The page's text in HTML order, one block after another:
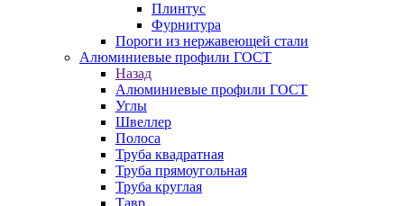
Плинтус
Фурнитура
Пороги из нержавеющей стали
Алюминиевые профили ГОСТ
Назад
Алюминиевые профили ГОСТ
Углы
Швеллер
Полоса
Труба квадратная
Труба прямоугольная
Труба круглая
Тавр